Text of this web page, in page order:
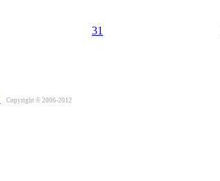
31
Copyright © 2006-2012